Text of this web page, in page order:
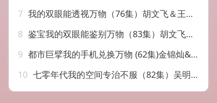
7 我的双眼能透视万物（76集）胡文飞＆王楚艺
8 鉴宝我的双眼能鉴别万物（83集）胡文飞&冯瑞
9 都市巨擘我的手机兑换万物 (62集)金锦灿&王子铭
10 七零年代我的空间专治不服（82集）吴明宇&赵西